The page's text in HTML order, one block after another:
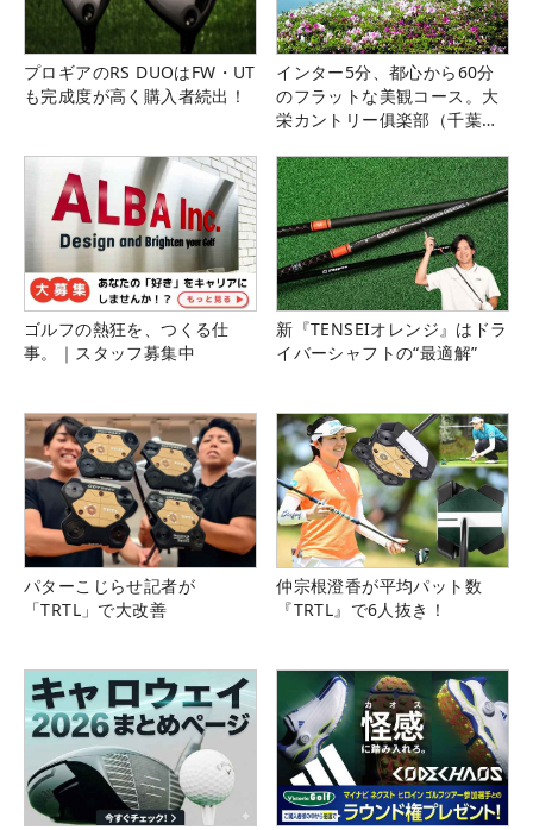
プロギアのRS DUOはFW・UT
も完成度が高く購入者続出！
インター5分、都心から60分
のフラットな美観コース。大
栄カントリー俱楽部（千葉
ゴルフの熱狂を、つくる仕
事。｜スタッフ募集中
新『TENSEIオレンジ』はドラ
イバーシャフトの“最適解”
パターこじらせ記者が
「TRTL」で大改善
仲宗根澄香が平均パット数
『TRTL』で6人抜き！